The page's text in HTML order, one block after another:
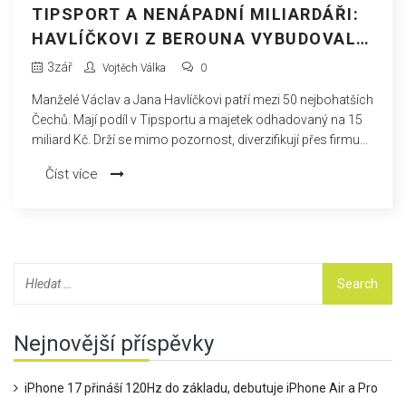
TIPSPORT A NENÁPADNÍ MILIARDÁŘI:
HAVLÍČKOVI Z BEROUNA VYBUDOVALI
SÁZKOVÉ IMPÉRIUM
3zář Vojtěch Válka 0
Manželé Václav a Jana Havlíčkovi patří mezi 50 nejbohatších
Čechů. Mají podíl v Tipsportu a majetek odhadovaný na 15
miliard Kč. Drží se mimo pozornost, diverzifikují přes firmu
kopíruje proměnu českého sázení od kamenných poboček k
Číst více
Nejnovější příspěvky
iPhone 17 přináší 120Hz do základu, debutuje iPhone Air a Pro